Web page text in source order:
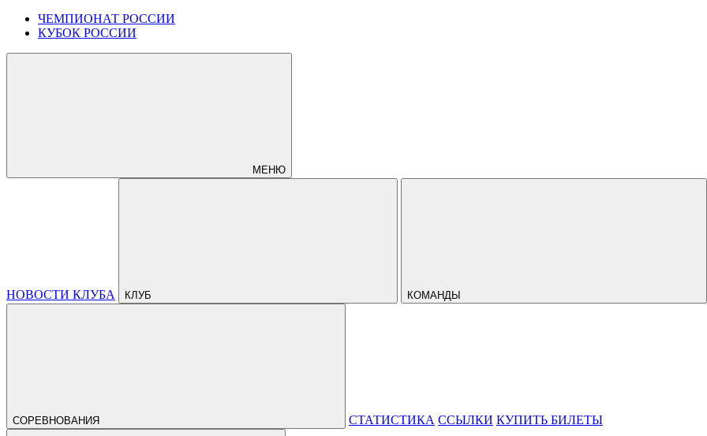
ЧЕМПИОНАТ РОССИИ
КУБОК РОССИИ
МЕНЮ
НОВОСТИ КЛУБА КЛУБ КОМАНДЫ
СОРЕВНОВАНИЯ СТАТИСТИКА ССЫЛКИ КУПИТЬ БИЛЕТЫ